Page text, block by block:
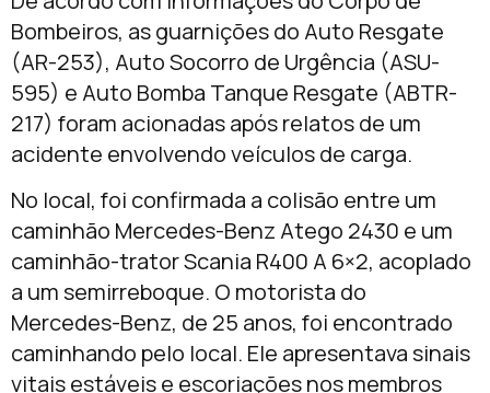
Bombeiros, as guarnições do Auto Resgate
(AR-253), Auto Socorro de Urgência (ASU-
595) e Auto Bomba Tanque Resgate (ABTR-
217) foram acionadas após relatos de um
acidente envolvendo veículos de carga.
No local, foi confirmada a colisão entre um
caminhão Mercedes-Benz Atego 2430 e um
caminhão-trator Scania R400 A 6×2, acoplado
a um semirreboque. O motorista do
Mercedes-Benz, de 25 anos, foi encontrado
caminhando pelo local. Ele apresentava sinais
vitais estáveis e escoriações nos membros